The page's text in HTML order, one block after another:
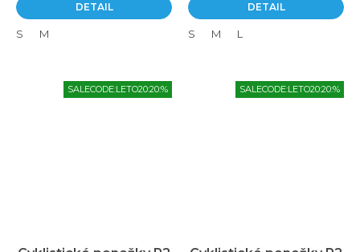
DETAIL
S M
DETAIL
S M L
SALECODE:LETO20:20:% SALECODE:LETO20:20:%